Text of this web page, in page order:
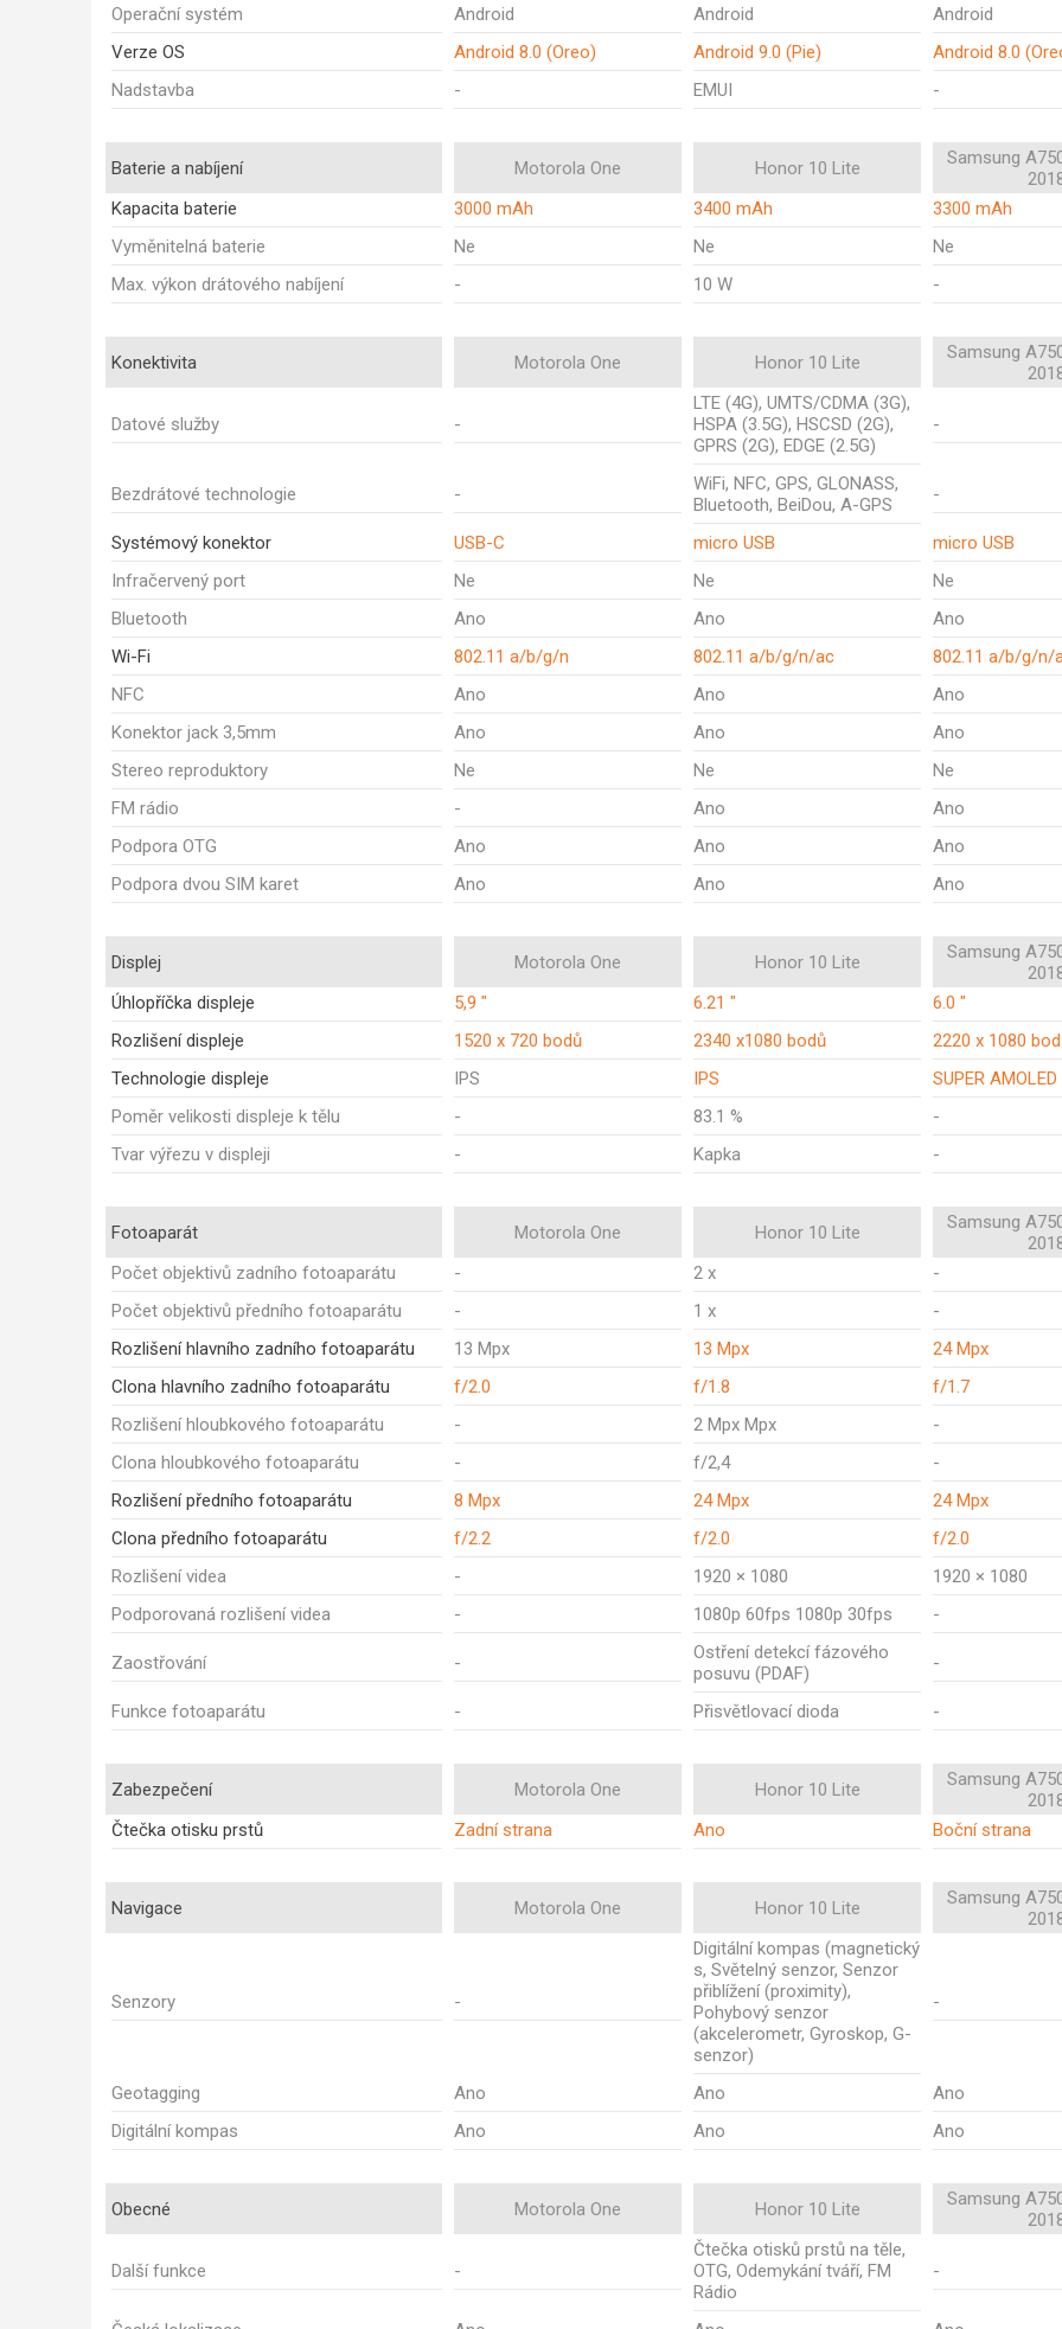
Operační systém
Android Android
Android
Verze OS
Android 8.0 (Oreo) Android 9.0 (Pie)
Android 8.0
Nadstavba
- EMUI -
Baterie a nabíjení Motorola One Honor 10 Lite
Samsung
Kapacita baterie
3000 mAh 3400 mAh
3300 mAh
Vyměnitelná baterie
Ne Ne
Ne
Max. výkon drátového nabíjení
- 10 W -
Konektivita Motorola One Honor 10 Lite
Samsung
Datové služby -
LTE (4G), UMTS/CDMA (3G),
HSPA (3.5G), HSCSD (2G),
GPRS (2G), EDGE (2.5G)
-
Bezdrátové technologie -
WiFi, NFC, GPS, GLONASS,
Bluetooth, BeiDou, A-GPS
-
Systémový konektor USB-C micro USB
micro USB
Infračervený port
Ne Ne
Ne
Bluetooth
Ano Ano
Ano
Wi-Fi
802.11 a/b/g/n 802.11 a/b/g/n/ac
802.11 a/b/g/n/
NFC
Ano Ano
Ano
Konektor jack 3,5mm
Ano Ano
Ano
Stereo reproduktory
Ne Ne
Ne
FM rádio
- Ano
Ano
Podpora OTG
Ano Ano
Ano
Podpora dvou SIM karet
Ano Ano Ano
Displej Motorola One Honor 10 Lite
Samsung
Úhlopříčka displeje
5,9 " 6.21 "
6.0 "
Rozlišení displeje
1520 x 720 bodů 2340 x1080 bodů
2220 x 1080
Technologie displeje
IPS IPS
SUPER AMOLED
Poměr velikosti displeje k tělu
- 83.1 %
-
Tvar výřezu v displeji
- Kapka -
Fotoaparát Motorola One Honor 10 Lite
Samsung
Počet objektivů zadního fotoaparátu
- 2 x
-
Počet objektivů předního fotoaparátu
- 1 x
-
Rozlišení hlavního zadního fotoaparátu
13 Mpx 13 Mpx
24 Mpx
Clona hlavního zadního fotoaparátu
f/2.0 f/1.8
f/1.7
Rozlišení hloubkového fotoaparátu
- 2 Mpx Mpx
-
Clona hloubkového fotoaparátu
- f/2,4
-
Rozlišení předního fotoaparátu
8 Mpx 24 Mpx
24 Mpx
Clona předního fotoaparátu
f/2.2 f/2.0
f/2.0
Rozlišení videa
- 1920 × 1080
1920 × 1080
Podporovaná rozlišení videa
- 1080p 60fps 1080p 30fps -
Zaostřování -
Ostření detekcí fázového
posuvu (PDAF)
-
Funkce fotoaparátu - Přisvětlovací dioda -
Zabezpečení Motorola One Honor 10 Lite
Samsung
Čtečka otisku prstů
Zadní strana Ano Boční strana
Navigace Motorola One Honor 10 Lite
Samsung
Senzory -
Digitální kompas (magnetický
s, Světelný senzor, Senzor
přiblížení (proximity),
Pohybový senzor
(akcelerometr, Gyroskop, G-
senzor)
-
Geotagging Ano Ano
Ano
Digitální kompas
Ano Ano Ano
Obecné Motorola One Honor 10 Lite
Samsung
Další funkce -
Čtečka otisků prstů na těle,
OTG, Odemykání tváří, FM
Rádio
-